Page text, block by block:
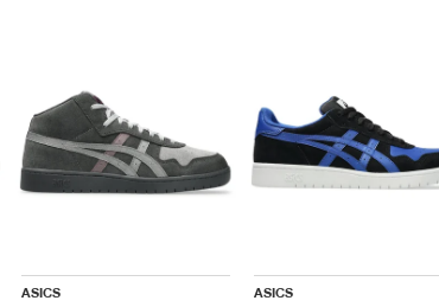
ASICS ASICS